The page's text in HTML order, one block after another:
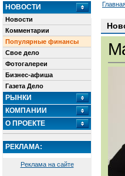
НОВОСТИ
Новости
Комментарии
Популярные финансы
Свое дело
Фотогалереи
Бизнес-афиша
Газета Дело
РЫНКИ
КОМПАНИИ
О ПРОЕКТЕ
РЕКЛАМА:
Реклама на сайте